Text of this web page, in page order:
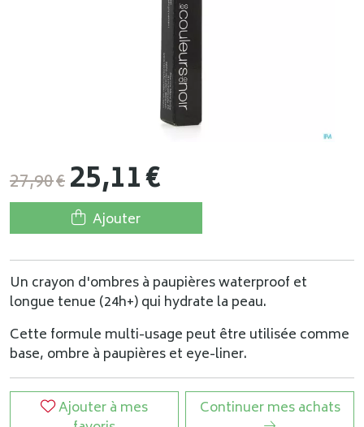
27,90€25,11€
Ajouter
Un crayon d'ombres à paupières waterproof et
longue tenue (24h+) qui hydrate la peau.
Cette formule multi-usage peut être utilisée comme
base, ombre à paupières et eye-liner.
Ajouter à mes
Continuer mes achats